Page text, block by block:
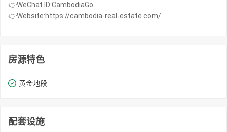
👉WeChat ID:CambodiaGo
👉Website:https://cambodia-real-estate.com/
房源特色
黄金地段
配套设施